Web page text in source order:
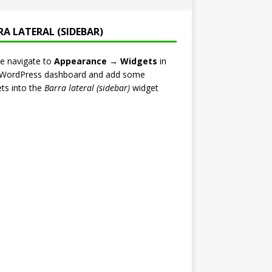
LATERAL (SIDEBAR)
navigate to Appearance → Widgets in
dashboard and add some
into the Barra lateral (sidebar)widget